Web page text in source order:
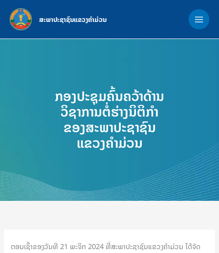
content
ສະພາປະຊາຊົນແຂວງຄຳມ່ວນ
ກອງປະຊຸມຄົ້ນຄວ້າດ້ານ
ວິຊາການຕໍ່ຮ່າງນິຕິກຳ
ຂອງສະພາປະຊາຊົນ
ແຂວງຄຳມ່ວນ
ຕອນເຊົ້າຂອງວັນທີ 21 ພະຈິກ 2024 ທີ່ສະພາປະຊາຊົນແຂວງຄຳມ່ວນ ໄດ້ຈັດ